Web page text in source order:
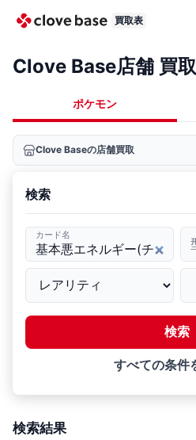
買取表
Clove Base店舗 買
ポケモン
Clove Baseの店舗買取
検索
カード名
検索
すべての条件
検索結果